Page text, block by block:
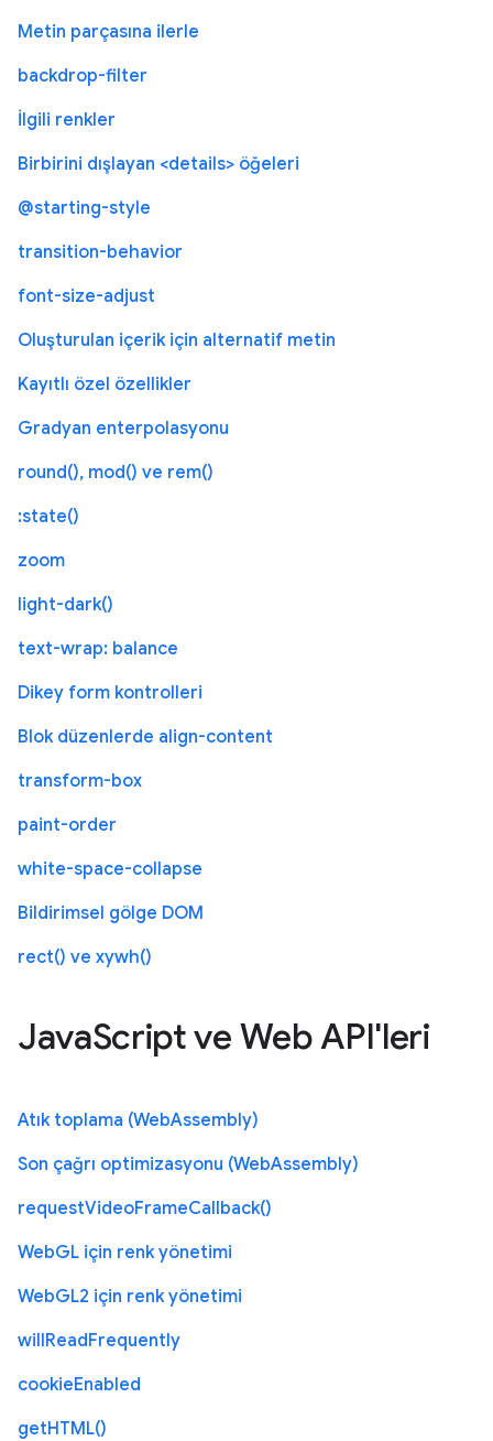
Metin parçasına ilerle
backdrop-filter
İlgili renkler
Birbirini dışlayan <details> öğeleri
@starting-style
transition-behavior
font-size-adjust
Oluşturulan içerik için alternatif metin
Kayıtlı özel özellikler
Gradyan enterpolasyonu
round(), mod() ve rem()
:state()
zoom
light-dark()
text-wrap: balance
Dikey form kontrolleri
Blok düzenlerde align-content
transform-box
paint-order
white-space-collapse
Bildirimsel gölge DOM
rect() ve xywh()
JavaScript ve Web API'leri
Atık toplama (WebAssembly)
Son çağrı optimizasyonu (WebAssembly)
requestVideoFrameCallback()
WebGL için renk yönetimi
WebGL2 için renk yönetimi
willReadFrequently
cookieEnabled
getHTML()